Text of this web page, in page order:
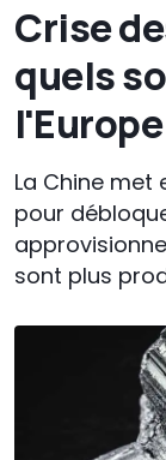
Crise
quels
La Chine met
pour
sont plus